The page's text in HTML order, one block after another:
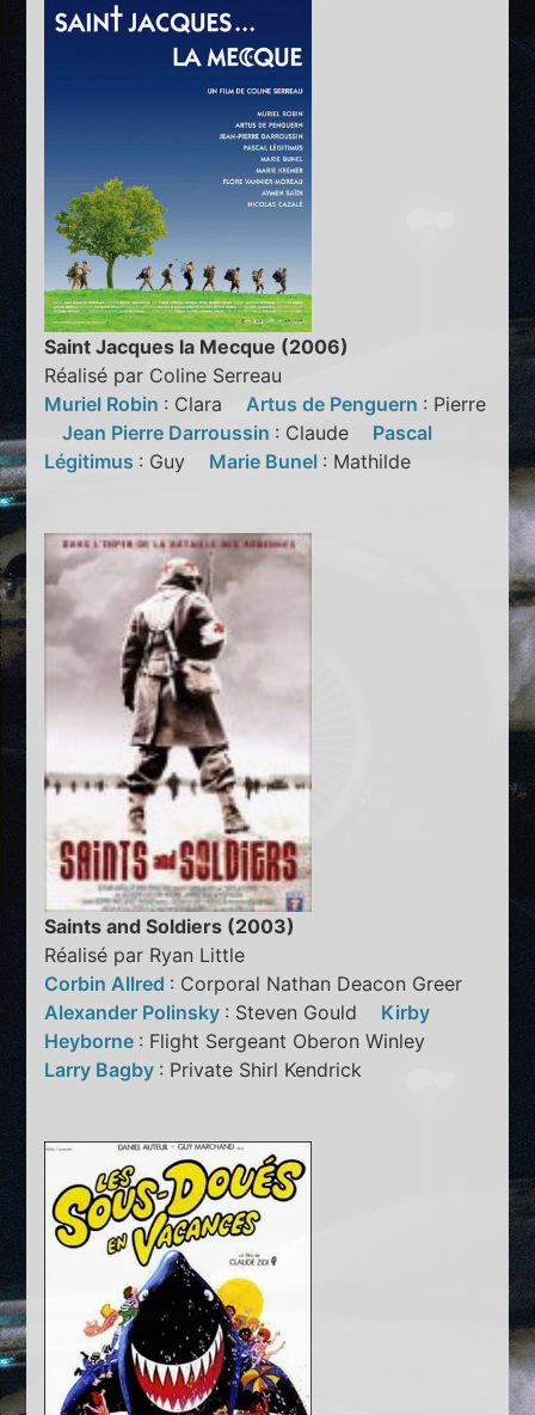
Saint Jacques la Mecque (2006)
Réalisé par Coline Serreau
Muriel Robin : ClaraArtus de Penguern : Pierre
Jean Pierre Darroussin : Claude Pascal
Légitimus : Guy Marie Bunel : Mathilde
Saints and Soldiers (2003)
Réalisé par Ryan Little
Corbin Allred : Corporal Nathan Deacon Greer
Alexander Polinsky : Steven Gould Kirby
Heyborne : Flight Sergeant Oberon Winley
Larry Bagby : Private Shirl Kendrick